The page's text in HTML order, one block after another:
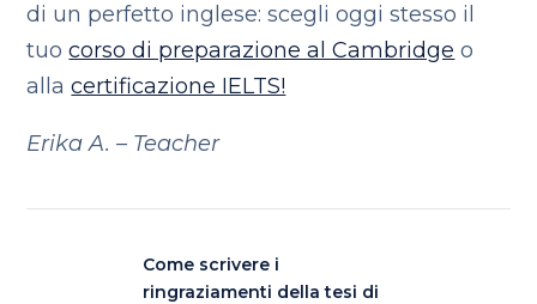
di un perfetto inglese: scegli oggi stesso il
tuocorso di preparazione al Cambridge o
allacertificazione IELTS!
Erika A. – Teacher
Come scrivere i
ringraziamenti della tesi di